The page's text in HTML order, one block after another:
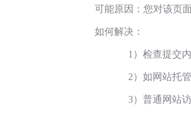
可能原因：您对该页
如何解决：
1）检查提交
2）如网站托
3）普通网站